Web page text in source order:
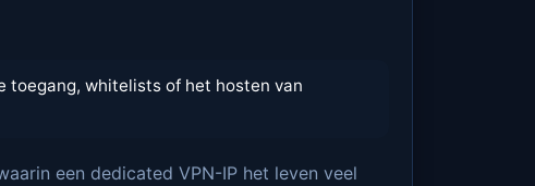
toegang, whitelists of het hosten van
een dedicated VPN-IP het leven veel